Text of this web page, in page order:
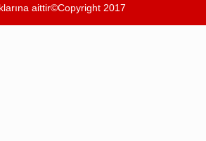
aittir©Copyright 2017